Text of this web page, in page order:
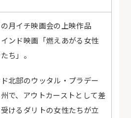
月イチ映画会の上映作品
ンド映画「燃えあがる女性
ち」。
北部のウッタル・プラデー
で、アウトカーストとして差
けるダリトの女性たちが立